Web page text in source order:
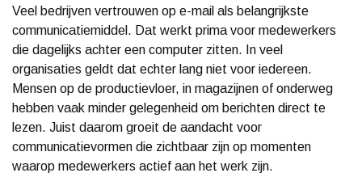
Veel bedrijven vertrouwen op e-mail als belangrijkste
communicatiemiddel. Dat werkt prima voor medewerkers
die dagelijks achter een computer zitten. In veel
organisaties geldt dat echter lang niet voor iedereen.
Mensen op de productievloer, in magazijnen of onderweg
hebben vaak minder gelegenheid om berichten direct te
lezen. Juist daarom groeit de aandacht voor
communicatievormen die zichtbaar zijn op momenten
waarop medewerkers actief aan het werk zijn.